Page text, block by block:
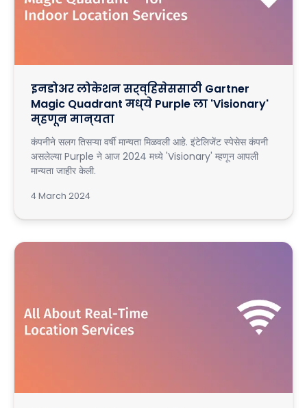
इनडोअर लोकेशन सर्व्हिसेससाठी Gartner
Magic Quadrant मध्ये Purple ला 'Visionary'
म्हणून मान्यता
कंपनीने सलग तिसऱ्या वर्षी मान्यता मिळवली आहे. इंटेलिजेंट स्पेसेस कंपनी
असलेल्या Purple ने आज 2024 मध्ये 'Visionary' म्हणून आपली
मान्यता जाहीर केली.
4 March 2024